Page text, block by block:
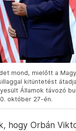
mond, mielőtt a
kitüntetést
Államok távozó
október 27-én.
hogy Orbán